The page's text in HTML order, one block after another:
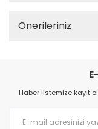
Önerileriniz
Haber listemize kayıt